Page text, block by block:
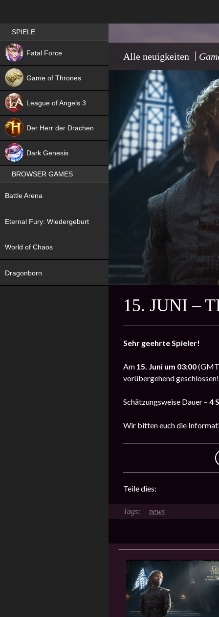
Alle neuigkeiten
15. JUNI –
Sehr geehrte Spieler!
Am 15. Juni um 03:00
vorübergehend geschlossen!
Schätzungsweise Dauer – 4
Wir bitten euch die
Teile dies:
news
Best RPG games in Germany
SPIELE
Fatal Force
NEW
Game of Thrones
League of Angels 3
Der Herr der Drachen
Dark Genesis
BROWSER GAMES
Battle Arena
Eternal Fury: Wiedergeburt
World of Chaos
Dragonborn